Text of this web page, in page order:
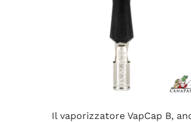
Il vaporizzatore VapCap B,